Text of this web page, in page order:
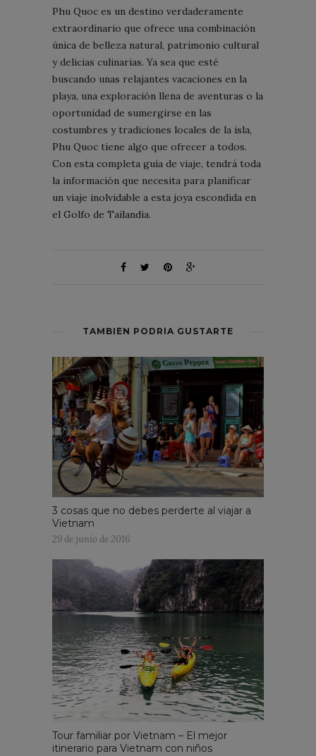
Phu Quoc es un destino verdaderamente
extraordinario que ofrece una combinación
única de belleza natural, patrimonio cultural
y delicias culinarias. Ya sea que esté
buscando unas relajantes vacaciones en la
playa, una exploración llena de aventuras o la
oportunidad de sumergirse en las
costumbres y tradiciones locales de la isla,
Phu Quoc tiene algo que ofrecer a todos.
Con esta completa guía de viaje, tendrá toda
la información que necesita para planificar
un viaje inolvidable a esta joya escondida en
el Golfo de Tailandia.
TAMBIÉN PODRÍA GUSTARTE
3 cosas que no debes perderte al viajar a
Vietnam
29 de junio de 2016
Tour familiar por Vietnam – El mejor
itinerario para Vietnam con niños